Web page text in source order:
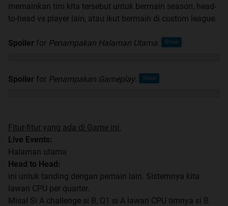
memainkan tim kita tersebut untuk bermain season, head-
to-head vs player lain, atau ikut bermain di custom league.
Spoiler for Penampakan Halaman Utama:
Spoiler for Penampakan Gameplay:
Fitur-fitur yang ada di Game ini:
Live Events:
Halaman utama
Head to Head:
ini untuk tanding dengan pemain lain. Sistemnya kita
lawan CPU per quarter.
Misal Si A challenge si B, Q1 si A lawan CPU timnya si B.